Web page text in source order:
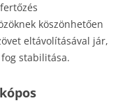
köszönhetően
eltávolításával jár,
stabilitása.